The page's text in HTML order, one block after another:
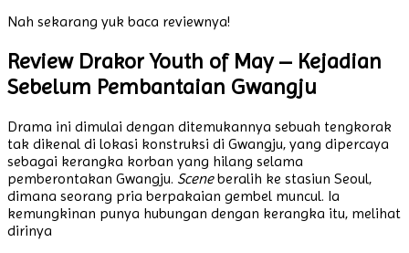
Nah sekarang yuk baca reviewnya!
Review Drakor Youth of May – Kejadian
Sebelum Pembantaian Gwangju
Drama ini dimulai dengan ditemukannya sebuah tengkorak
tak dikenal di lokasi konstruksi di Gwangju, yang dipercaya
sebagai kerangka korban yang hilang selama
pemberontakan Gwangju. Sceneberalih ke stasiun Seoul,
dimana seorang pria berpakaian gembel muncul. Ia
kemungkinan punya hubungan dengan kerangka itu, melihat
dirinya